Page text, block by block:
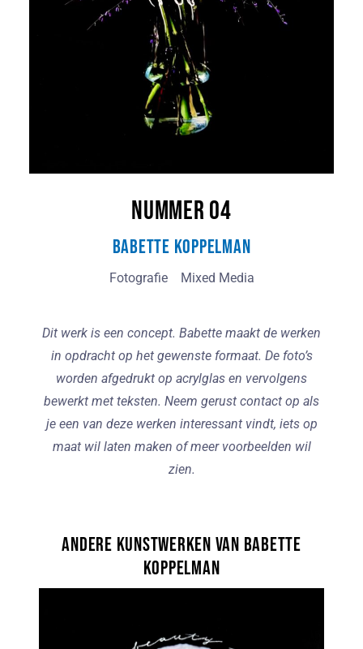
Nummer 04
Babette Koppelman
Fotografie Mixed Media
Dit werk is een concept. Babette maakt de werken
in opdracht op het gewenste formaat. De foto’s
worden afgedrukt op acrylglas en vervolgens
bewerkt met teksten. Neem gerust contact op als
je een van deze werken interessant vindt, iets op
maat wil laten maken of meer voorbeelden wil
zien.
Andere kunstwerken van Babette
Koppelman